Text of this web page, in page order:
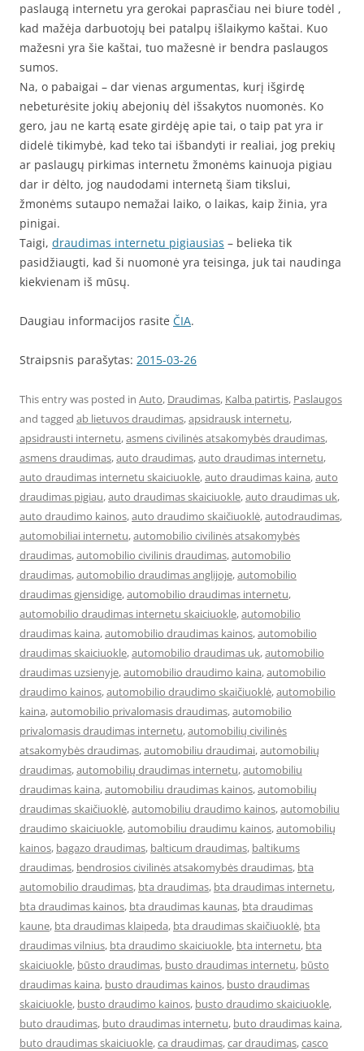
paslaugą internetu yra gerokai paprasčiau nei biure todėl ,
kad mažėja darbuotojų bei patalpų išlaikymo kaštai. Kuo
mažesni yra šie kaštai, tuo mažesnė ir bendra paslaugos
sumos.
Na, o pabaigai – dar vienas argumentas, kurį išgirdę
nebeturėsite jokių abejonių dėl išsakytos nuomonės. Ko
gero, jau ne kartą esate girdėję apie tai, o taip pat yra ir
didelė tikimybė, kad teko tai išbandyti ir realiai, jog prekių
ar paslaugų pirkimas internetu žmonėms kainuoja pigiau
dar ir dėlto, jog naudodami internetą šiam tikslui,
žmonėms sutaupo nemažai laiko, o laikas, kaip žinia, yra
pinigai.
Taigi, draudimas internetu pigiausias – belieka tik
pasidžiaugti, kad ši nuomonė yra teisinga, juk tai naudinga
kiekvienam iš mūsų.
Daugiau informacijos rasite ČIA.
Straipsnis parašytas: 2015-03-26
This entry was posted in Auto, Draudimas, Kalba patirtis, Paslaugos
and tagged ab lietuvos draudimas,apsidrausk internetu,
apsidrausti internetu,asmens civilinės atsakomybės draudimas,
asmens draudimas,auto draudimas,auto draudimas internetu,
auto draudimas internetu skaiciuokle,auto draudimas kaina,auto
draudimas pigiau,auto draudimas skaiciuokle,auto draudimas uk,
auto draudimo kainos,auto draudimo skaičiuoklė,autodraudimas,
automobiliai internetu,automobilio civilinės atsakomybės
draudimas,automobilio civilinis draudimas,automobilio
draudimas,automobilio draudimas anglijoje,automobilio
draudimas gjensidige,automobilio draudimas internetu,
automobilio draudimas internetu skaiciuokle,automobilio
draudimas kaina,automobilio draudimas kainos,automobilio
draudimas skaiciuokle,automobilio draudimas uk,automobilio
draudimas uzsienyje,automobilio draudimo kaina,automobilio
draudimo kainos,automobilio draudimo skaičiuoklė,automobilio
kaina,automobilio privalomasis draudimas,automobilio
privalomasis draudimas internetu,automobilių civilinės
atsakomybės draudimas,automobiliu draudimai,automobilių
draudimas,automobilių draudimas internetu,automobiliu
draudimas kaina,automobiliu draudimas kainos,automobilių
draudimas skaičiuoklė,automobiliu draudimo kainos,automobiliu
draudimo skaiciuokle,automobiliu draudimu kainos,automobilių
kainos, bagazo draudimas, balticum draudimas, baltikums
draudimas, bendrosios civilinės atsakomybės draudimas, bta
automobilio draudimas, bta draudimas, bta draudimas internetu,
bta draudimas kainos, bta draudimas kaunas, bta draudimas
kaune, bta draudimas klaipeda, bta draudimas skaičiuoklė, bta
draudimas vilnius, bta draudimo skaiciuokle, bta internetu, bta
skaiciuokle, būsto draudimas, busto draudimas internetu, būsto
draudimas kaina, busto draudimas kainos, busto draudimas
skaiciuokle, busto draudimo kainos, busto draudimo skaiciuokle,
buto draudimas, buto draudimas internetu, buto draudimas kaina,
buto draudimas skaiciuokle,ca draudimas,car draudimas,casco